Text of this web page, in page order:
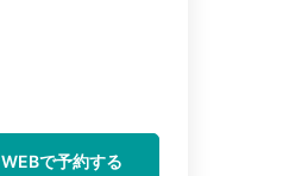
WEBで予約する